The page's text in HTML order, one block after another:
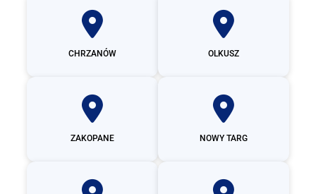
CHRZANÓW OLKUSZ
ZAKOPANE NOWY TARG